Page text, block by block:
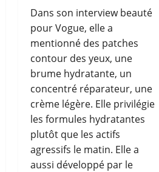
Dans son interview beauté
pour Vogue, elle a
mentionné des patches
contour des yeux, une
brume hydratante, un
concentré réparateur, une
crème légère. Elle privilégie
les formules hydratantes
plutôt que les actifs
agressifs le matin. Elle a
aussi développé par le